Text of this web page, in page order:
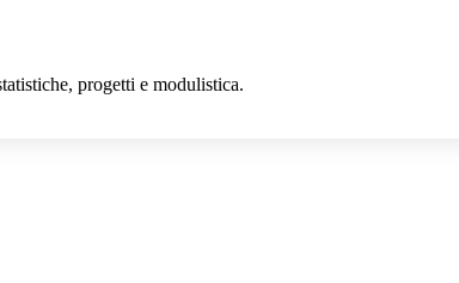
progetti e modulistica.